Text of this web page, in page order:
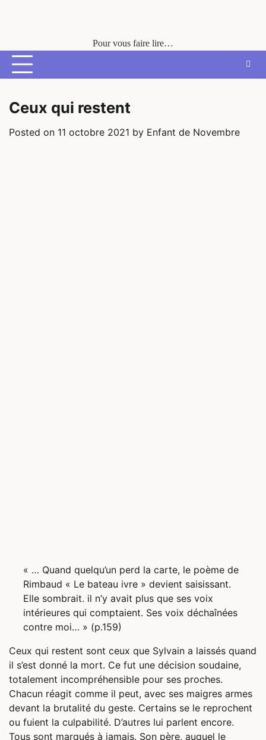
Pour vous faire lire…
Ceux qui restent
Posted on 11 octobre 2021 by Enfant de Novembre
« … Quand quelqu’un perd la carte, le poème de
Rimbaud « Le bateau ivre » devient saisissant.
Elle sombrait. il n’y avait plus que ses voix
intérieures qui comptaient. Ses voix déchaînées
contre moi… » (p.159)
Ceux qui restent sont ceux que Sylvain a laissés quand
il s’est donné la mort. Ce fut une décision soudaine,
totalement incompréhensible pour ses proches.
Chacun réagit comme il peut, avec ses maigres armes
devant la brutalité du geste. Certains se le reprochent
ou fuient la culpabilité. D’autres lui parlent encore.
Tous sont marqués à jamais. Son père, auquel le